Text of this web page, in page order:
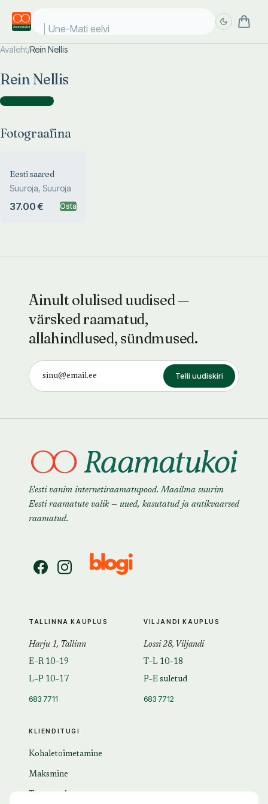
Une-Mati eelvii
Avaleht/Rein Nellis
Rein Nellis
Fotograafina )
Fotograafina
Eesti saared
Suuroja, Suuroja
37.00 € Osta
Ainult olulised uudised —
värsked raamatud,
allahindlused, sündmused.
Telli uudiskiri
Eesti vanim internetiraamatupood. Maailma suurim
Eesti raamatute valik — uued, kasutatud ja antikvaarsed
raamatud.
KLIENDITUGI
Kohaletoimetamine
Maksmine
TALLINNA KAUPLUS
Harju 1, Tallinn
E–R 10–19
L–P 10–17
683 7711
VILJANDI KAUPLUS
Lossi 28, Viljandi
T–L 10–18
P–E suletud
683 7712